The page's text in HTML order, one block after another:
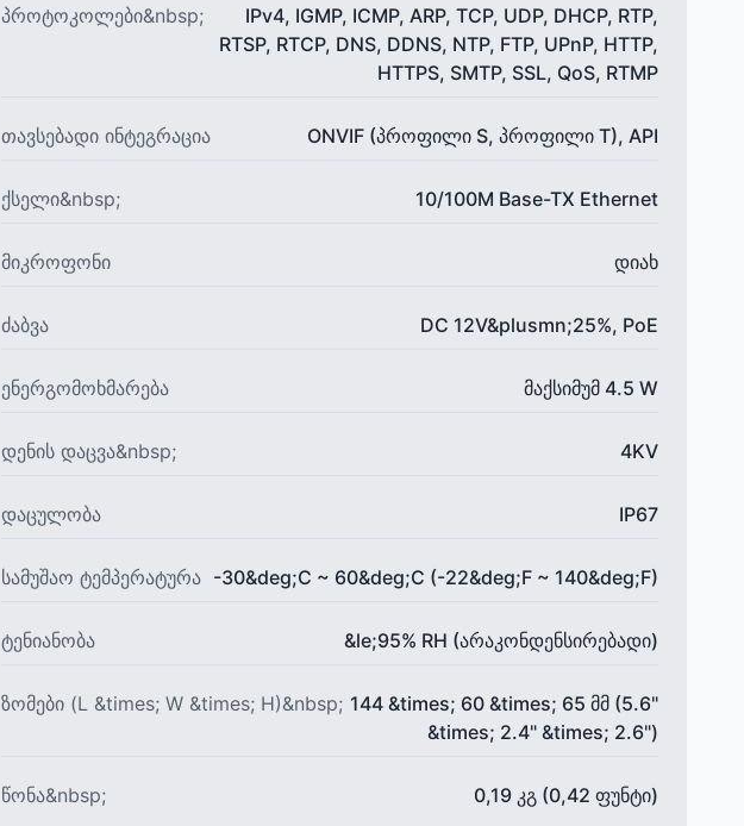
პროტოკოლები&nbsp;
IPv4, IGMP, ICMP, ARP, TCP, UDP, DHCP, RTP,
RTSP, RTCP, DNS, DDNS, NTP, FTP, UPnP, HTTP,
HTTPS, SMTP, SSL, QoS, RTMP
თავსებადი ინტეგრაცია ONVIF (პროფილი S, პროფილი T), API
ქსელი&nbsp; 10/100M Base-TX Ethernet
მიკროფონი დიახ
ძაბვა DC 12V&plusmn;25%, PoE
ენერგომოხმარება მაქსიმუმ 4.5 W
დენის დაცვა&nbsp; 4KV
დაცულობა IP67
სამუშაო ტემპერატურა -30&deg;C ~ 60&deg;C (-22&deg;F ~ 140&deg;F)
ტენიანობა &le;95% RH (არაკონდენსირებადი)
ზომები (L &times; W &times; H)&nbsp; 144 &times; 60 &times; 65 მმ (5.6"
&times; 2.4" &times; 2.6")
წონა&nbsp; 0,19 კგ (0,42 ფუნტი)